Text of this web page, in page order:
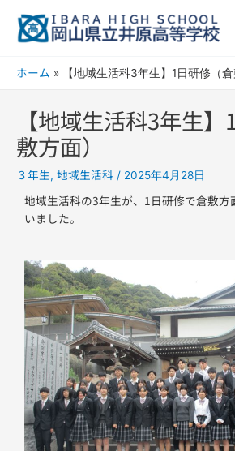
ホーム 【地域生活科3年生】1日研修（倉
【地域生活科3年生
敷方面）
３年生, 地域生活科 / 2025年4月28日
地域生活科の3年生が、1日研修で倉敷方
いました。